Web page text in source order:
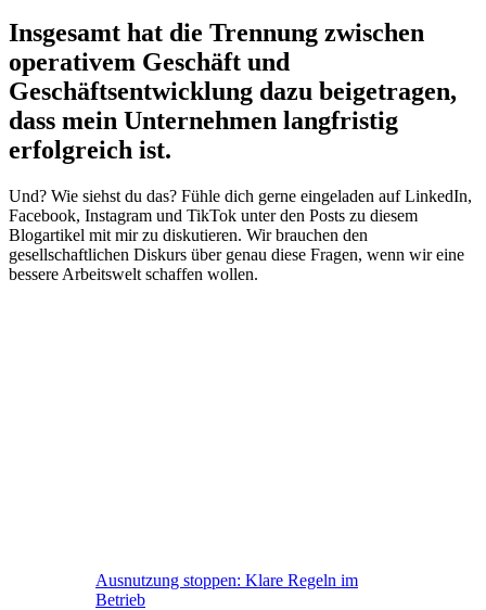
Insgesamt hat die Trennung zwischen
operativem Geschäft und
Geschäftsentwicklung dazu beigetragen,
dass mein Unternehmen langfristig
erfolgreich ist.
Und? Wie siehst du das? Fühle dich gerne eingeladen auf LinkedIn,
Facebook, Instagram und TikTok unter den Posts zu diesem
Blogartikel mit mir zu diskutieren. Wir brauchen den
gesellschaftlichen Diskurs über genau diese Fragen, wenn wir eine
bessere Arbeitswelt schaffen wollen.
Ausnutzung stoppen: Klare Regeln im
Betrieb